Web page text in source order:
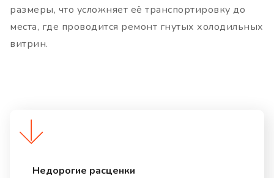
размеры, что усложняет её транспортировку до
места, где проводится ремонт гнутых холодильных
витрин.
Недорогие расценки